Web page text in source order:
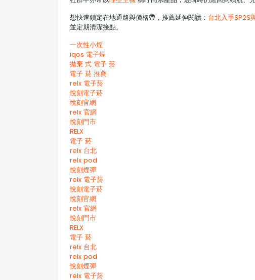
想快速鎖定在地通路與價格帶，推薦延伸閱讀： 台北入手SP2S
並定期清潔接點。
一次性小煙
iqos 電子煙​
拋棄 式 電子 菸​
電子 菸 推薦
relx 電子菸
悅刻電子菸
悅刻官網
relx 官網
悅刻門市
RELX
電子 菸
relx 台北
relx pod
悅刻煙彈
relx 電子菸
悅刻電子菸
悅刻官網
relx 官網
悅刻門市
RELX
電子 菸
relx 台北
relx pod
悅刻煙彈
relx 電子菸